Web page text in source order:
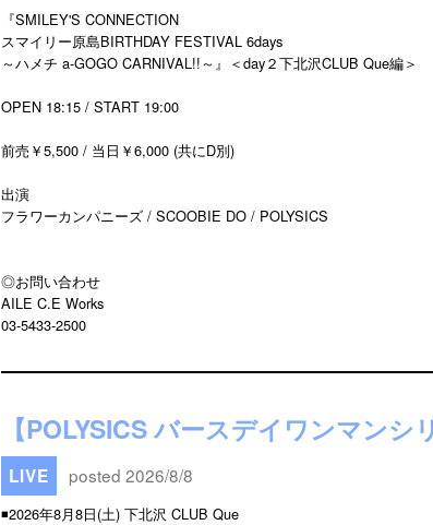
『SMILEY'S CONNECTION
スマイリー原島BIRTHDAY FESTIVAL 6days
～ハメチ a-GOGO CARNIVAL!!～』＜day２下北沢CLUB Que編＞
OPEN 18:15 / START 19:00
前売￥5,500 / 当日￥6,000 (共にD別)
出演
フラワーカンパニーズ / SCOOBIE DO / POLYSICS
◎お問い合わせ
AILE C.E Works
03-5433-2500
【POLYSICS バースデイワンマンシ
LIVE posted 2026/8/8
◾️2026年8月8日(土) 下北沢 CLUB Que